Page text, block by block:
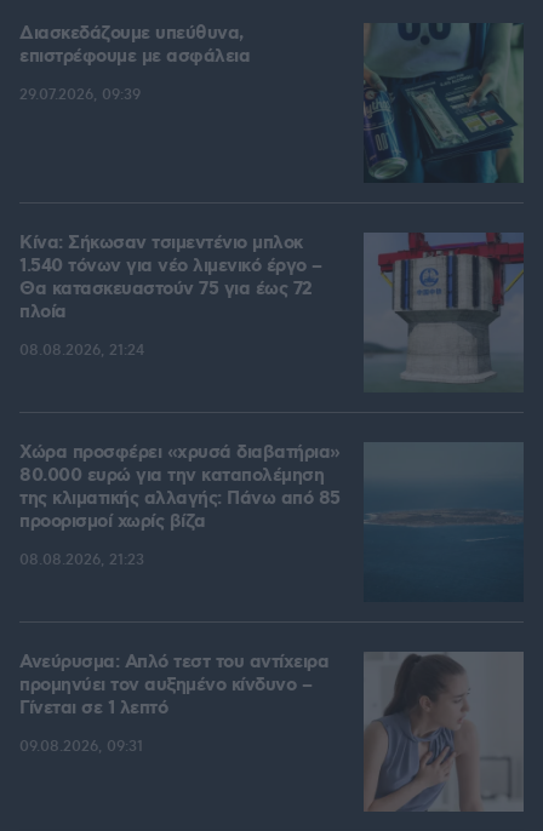
Διασκεδάζουμε υπεύθυνα,
επιστρέφουμε με ασφάλεια
29.07.2026, 09:39
Κίνα: Σήκωσαν τσιμεντένιο μπλοκ
1.540 τόνων για νέο λιμενικό έργο –
Θα κατασκευαστούν 75 για έως 72
πλοία
08.08.2026, 21:24
Χώρα προσφέρει «χρυσά διαβατήρια»
80.000 ευρώ για την καταπολέμηση
της κλιματικής αλλαγής: Πάνω από 85
προορισμοί χωρίς βίζα
08.08.2026, 21:23
Ανεύρυσμα: Απλό τεστ του αντίχειρα
προμηνύει τον αυξημένο κίνδυνο –
Γίνεται σε 1 λεπτό
09.08.2026, 09:31